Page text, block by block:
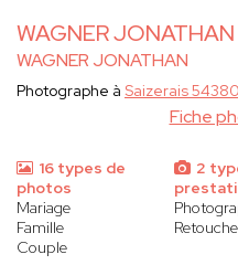
WAGNER JONATHAN
WAGNER JONATHAN
Fiche
Photographe à Saizerais 54380
16 types de
photos
Mariage
Famille
Couple
2